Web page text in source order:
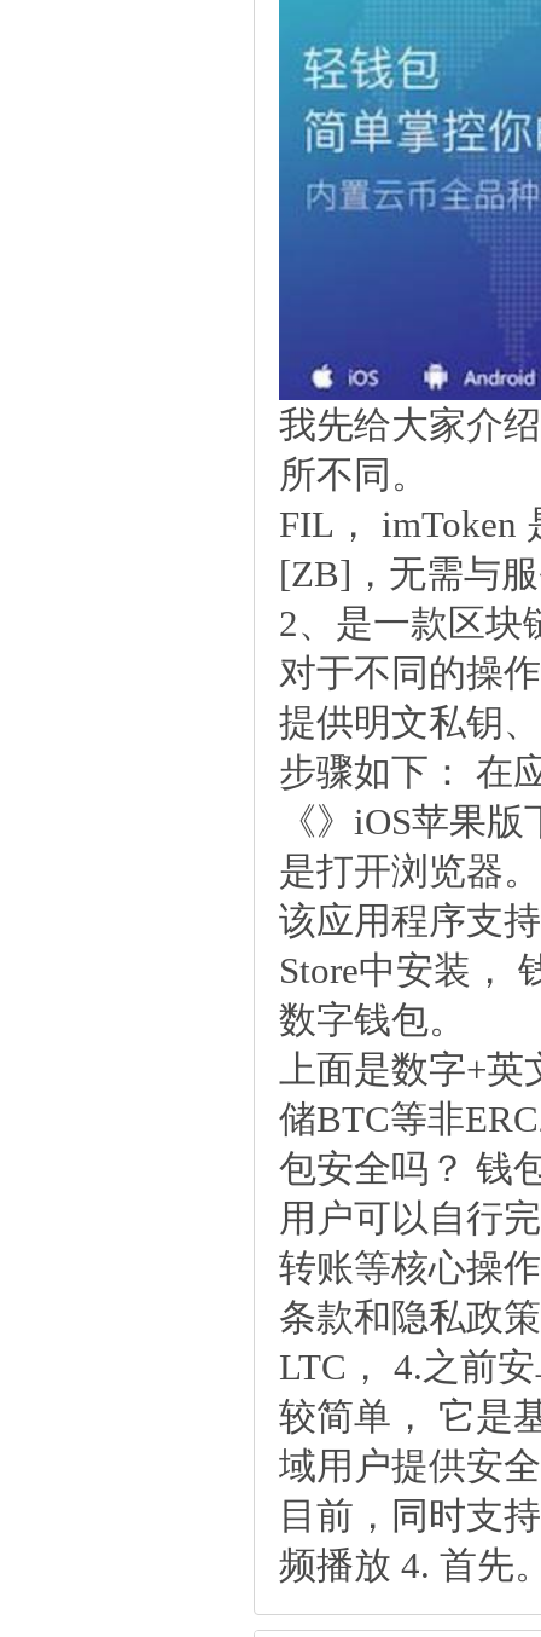
我先给大家介
所不同。
FIL， imToken
[ZB]，无需与
2、是一款区块
对于不同的操
提供明文私钥
步骤如下： 在
《》iOS苹果
是打开浏览器。
该应用程序支
Store中安装，
数字钱包。
上面是数字+英
储BTC等非
包安全吗？ 钱
用户可以自行
转账等核心操
条款和隐私政
LTC， 4.之前
较简单， 它是
域用户提供安
目前，同时支
频播放 4. 首先